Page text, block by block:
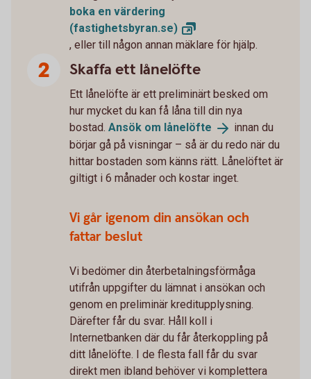
boka en värdering
(fastighetsbyran.se)
, eller till någon annan mäklare för hjälp.
Skaffa ett lånelöfte
Ett lånelöfte är ett preliminärt besked om
hur mycket du kan få låna till din nya
bostad. Ansök om lånelöfte
innan du
börjar gå på visningar – så är du redo när du
hittar bostaden som känns rätt. Lånelöftet är
giltigt i 6 månader och kostar inget.
Vi går igenom din ansökan och
fattar beslut
Vi bedömer din återbetalningsförmåga
utifrån uppgifter du lämnat i ansökan och
genom en preliminär kreditupplysning.
Därefter får du svar. Håll koll i
Internetbanken där du får återkoppling på
ditt lånelöfte. I de flesta fall får du svar
direkt men ibland behöver vi komplettera